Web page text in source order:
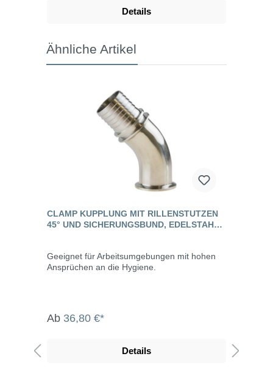
Details
Ähnliche Artikel
CLAMP KUPPLUNG MIT RILLENSTUTZEN
45° UND SICHERUNGSBUND, EDELSTAHL,
Geeignet für Arbeitsumgebungen mit hohen
Ansprüchen an die Hygiene.
Ab 36,80 €*
Details